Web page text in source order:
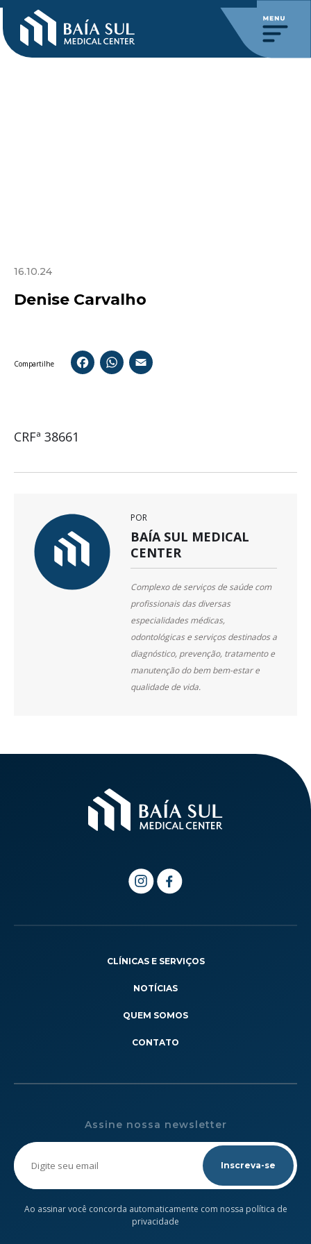
16.10.24
Denise Carvalho
Compartilhe FacebookWhatsApp
CRFª 38661
POR
BAÍA SUL MEDICAL
CENTER
Complexo de serviços de saúde com
profissionais das diversas
especialidades médicas,
odontológicas e serviços destinados a
diagnóstico, prevenção, tratamento e
manutenção do bem bem-estar e
qualidade de vida.
CLÍNICAS E SERVIÇOS
NOTÍCIAS
QUEM SOMOS
CONTATO
Assine nossa newsletter
Please
leave
this
field
Ao assinar você concorda automaticamente com nossa política de
privacidade